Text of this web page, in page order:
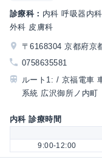
診療科： 内科 呼吸器内
外科 皮膚科
〒6168304 京都府京
0758635581
ルート1: / 京福電車
系統 広沢御所ノ内町
内科 診療時間
9:00-12:00